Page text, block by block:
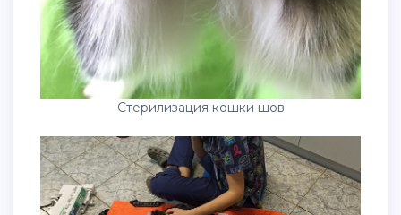
Стерилизация кошки шов